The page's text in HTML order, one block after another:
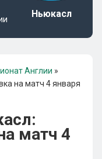
Ньюкасл
Англии »
на матч 4 января
матч 4